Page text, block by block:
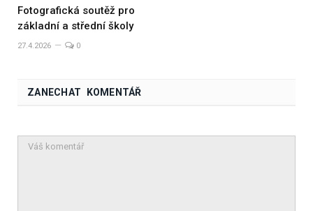
Fotografická soutěž pro
základní a střední školy
27.4.2026 0
ZANECHAT KOMENTÁŘ